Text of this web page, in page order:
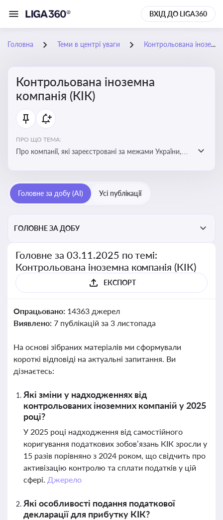
ВХІД ДО LIGA360
Головна Теми в центрі уваги Контрольована іноземна компанія (КІК)
Контрольована іноземна
компанія (КІК)
ПРО ЩО ТЕМА:
Про компанії, які зареєстровані за межами України,
органами України щодо своїх доходів і витрат
Головне за добу (AI) Усі публікації
ГОЛОВНЕ ЗА ДОБУ
Головне за 03.11.2025 по темі:
Контрольована іноземна компанія (КІК)
ЕКСПОРТ
Опрацьовано: 14363 джерел
Виявлено: 7 публікацій за 3 листопада
На основі зібраних матеріалів ми сформували
короткі відповіді на актуальні запитання. Ви
дізнаєтесь:
Які зміни у надходженнях від
контрольованих іноземних компаній у 2025
році?
У 2025 році надходження від самостійного
коригування податкових зобов’язань КІК зросли у
15 разів порівняно з 2024 роком, що свідчить про
активізацію контролю та сплати податків у цій
сфері. Джерело
Які особливості подання податкової
декларації для прибутку КІК?